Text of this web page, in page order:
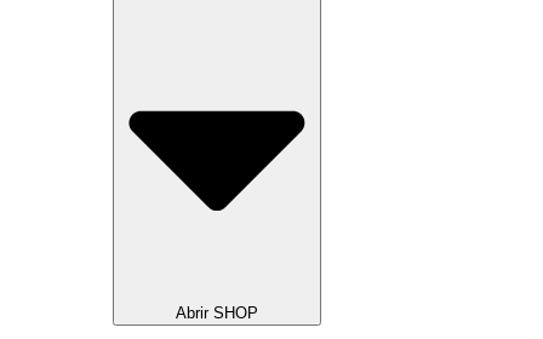
Abrir SHOP